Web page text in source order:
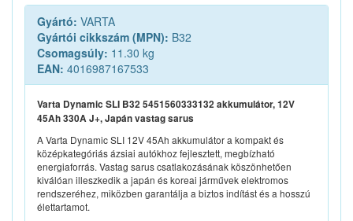
Gyártó: VARTA
Gyártói cikkszám (MPN): B32
Csomagsúly: 11.30 kg
EAN: 4016987167533
Varta Dynamic SLI B32 5451560333132 akkumulátor, 12V
45Ah 330A J+, Japán vastag sarus
A Varta Dynamic SLI 12V 45Ah akkumulátor a kompakt és
középkategóriás ázsiai autókhoz fejlesztett, megbízható
energiaforrás. Vastag sarus csatlakozásának köszönhetően
kiválóan illeszkedik a japán és koreai járművek elektromos
rendszeréhez, miközben garantálja a biztos indítást és a hosszú
élettartamot.